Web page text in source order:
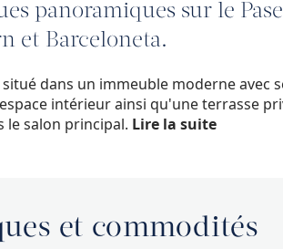
panoramiques sur le
et Barceloneta.
dans un immeuble moderne avec
intérieur ainsi qu'une terrasse
le salon principal. Lire la suite
et commodités